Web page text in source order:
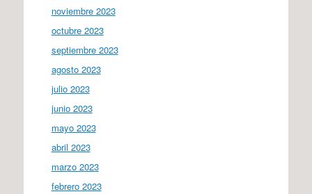
noviembre 2023
octubre 2023
septiembre 2023
agosto 2023
julio 2023
junio 2023
mayo 2023
abril 2023
marzo 2023
febrero 2023